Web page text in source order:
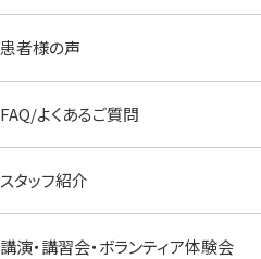
患者様の声
FAQ/よくあるご質問
スタッフ紹介
講演・講習会・ボランティア体験会